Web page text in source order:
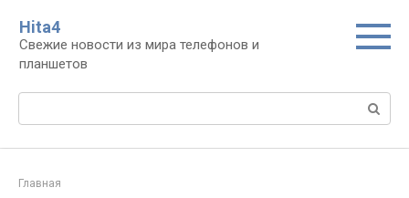
контенту
Нita4
Свежие новости из мира телефонов и
планшетов
Поиск:
Главная